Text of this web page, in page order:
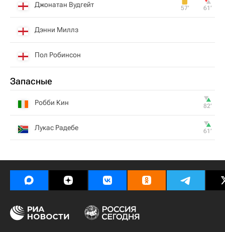
Джонатан Вудгейт 57‎’‎ 61‎’‎
Дэнни Миллз
Пол Робинсон
Запасные
Робби Кин 82‎’‎
Лукас Радебе 61‎’‎